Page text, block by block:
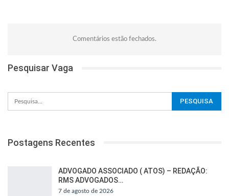
Comentários estão fechados.
Pesquisar Vaga
Postagens Recentes
ADVOGADO ASSOCIADO ( ATOS) – REDAÇÃO:
RMS ADVOGADOS…
7 de agosto de 2026